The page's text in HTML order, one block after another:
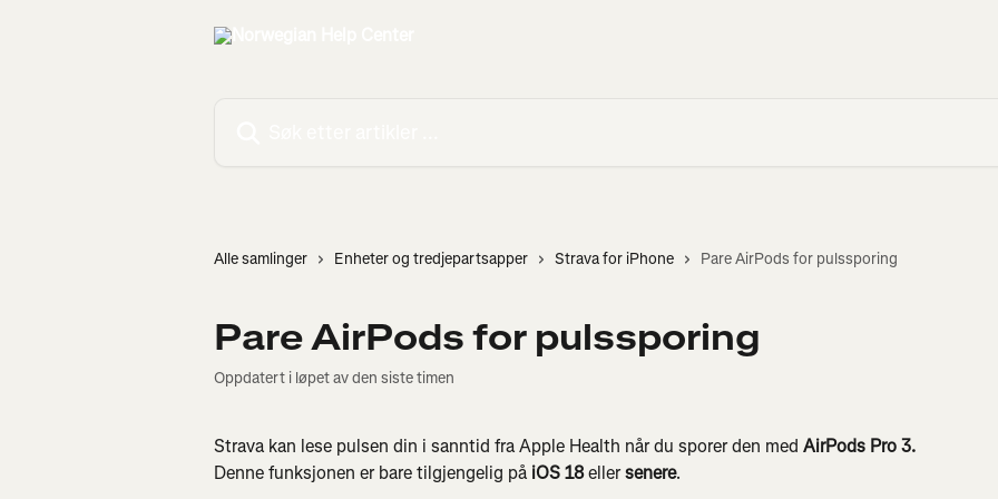
Alle samlinger Enheter og tredjepartsapper Strava for iPhone Pare AirPods for pulssporing
Pare AirPods for pulssporing
Oppdatert i løpet av den siste timen
Strava kan lese pulsen din i sanntid fra Apple Health når du sporer den med AirPods Pro 3.
Denne funksjonen er bare tilgjengelig på iOS 18 eller senere.